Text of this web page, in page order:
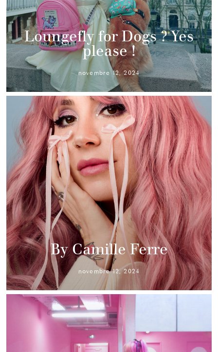
Loungefly for Dogs ? Yes
please !
novembre 12, 2024
By Camille Ferre
novembre 12, 2024